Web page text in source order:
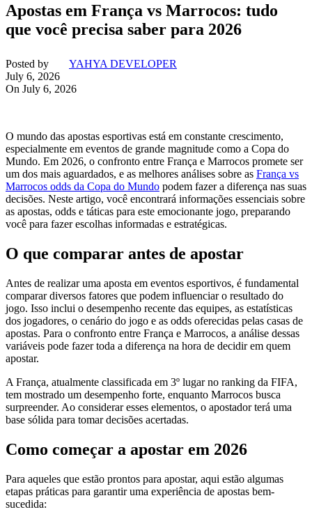
Apostas em França vs Marrocos: tudo
que você precisa saber para 2026
Posted by
YAHYA DEVELOPER
July 6, 2026
On July 6, 2026
O mundo das apostas esportivas está em constante crescimento,
especialmente em eventos de grande magnitude como a Copa do
Mundo. Em 2026, o confronto entre França e Marrocos promete ser
um dos mais aguardados, e as melhores análises sobre as França vs
Marrocos odds da Copa do Mundo podem fazer a diferença nas suas
decisões. Neste artigo, você encontrará informações essenciais sobre
as apostas, odds e táticas para este emocionante jogo, preparando
você para fazer escolhas informadas e estratégicas.
O que comparar antes de apostar
Antes de realizar uma aposta em eventos esportivos, é fundamental
comparar diversos fatores que podem influenciar o resultado do
jogo. Isso inclui o desempenho recente das equipes, as estatísticas
dos jogadores, o cenário do jogo e as odds oferecidas pelas casas de
apostas. Para o confronto entre França e Marrocos, a análise dessas
variáveis pode fazer toda a diferença na hora de decidir em quem
apostar.
A França, atualmente classificada em 3º lugar no ranking da FIFA,
tem mostrado um desempenho forte, enquanto Marrocos busca
surpreender. Ao considerar esses elementos, o apostador terá uma
base sólida para tomar decisões acertadas.
Como começar a apostar em 2026
Para aqueles que estão prontos para apostar, aqui estão algumas
etapas práticas para garantir uma experiência de apostas bem-
sucedida: